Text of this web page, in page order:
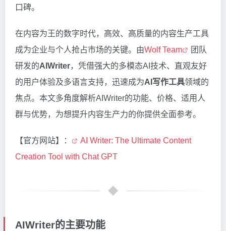
口碑。
在内容为王的数字时代，高效、高质量的内容生产工具
成为企业与个人抢占市场的关键。由Wolf Team
团队
研发的AIWriter，凭借强大的多模态AI技术、直观友好
的用户体验及多语言支持，迅速成为AI写作工具领域的
焦点。本文多角度解析AIWriter的功能、价格、适用人
群与优势，为想提升内容生产力的你提供全面参考。
【官方网站】：
AI Writer: The Ultimate Content
Creation Tool with Chat GPT
AIWriter的主要功能